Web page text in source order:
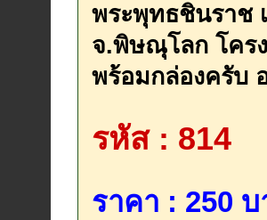
พระพุทธชินราช
จ.พิษณุโลก โคร
พร้อมกล่องครับ
รหัส : 814
ราคา : 250